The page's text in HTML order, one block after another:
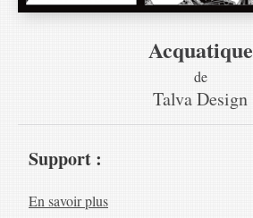
Acquatique
de
Talva Design
Support :
En savoir plus